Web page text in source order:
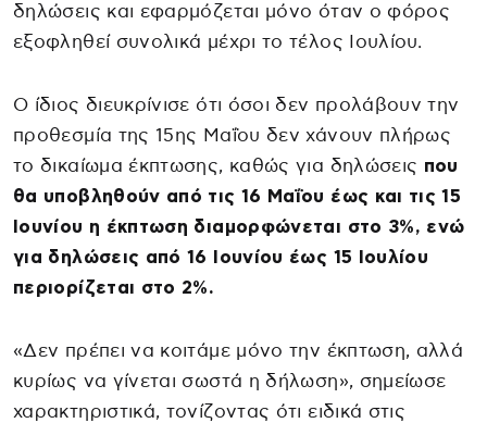
δηλώσεις και εφαρμόζεται μόνο όταν ο φόρος
εξοφληθεί συνολικά μέχρι το τέλος Ιουλίου.
Ο ίδιος διευκρίνισε ότι όσοι δεν προλάβουν την
προθεσμία της 15ης Μαΐου δεν χάνουν πλήρως
το δικαίωμα έκπτωσης, καθώς για δηλώσεις που
θα υποβληθούν από τις 16 Μαΐου έως και τις 15
Ιουνίου η έκπτωση διαμορφώνεται στο 3%, ενώ
για δηλώσεις από 16 Ιουνίου έως 15 Ιουλίου
περιορίζεται στο 2%.
«Δεν πρέπει να κοιτάμε μόνο την έκπτωση, αλλά
κυρίως να γίνεται σωστά η δήλωση», σημείωσε
χαρακτηριστικά, τονίζοντας ότι ειδικά στις